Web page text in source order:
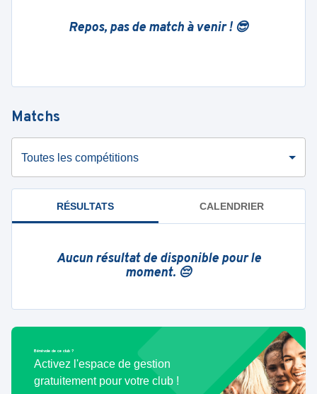
Repos, pas de match à venir ! 😎
Matchs
Toutes les compétitions
RÉSULTATS CALENDRIER
Aucun résultat de disponible pour le
moment. 😔
Bénévole de ce club ?
Activez l'espace de gestion
gratuitement pour votre club !